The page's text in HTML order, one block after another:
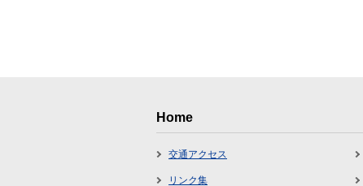
Home
交通アクセス
リンク集